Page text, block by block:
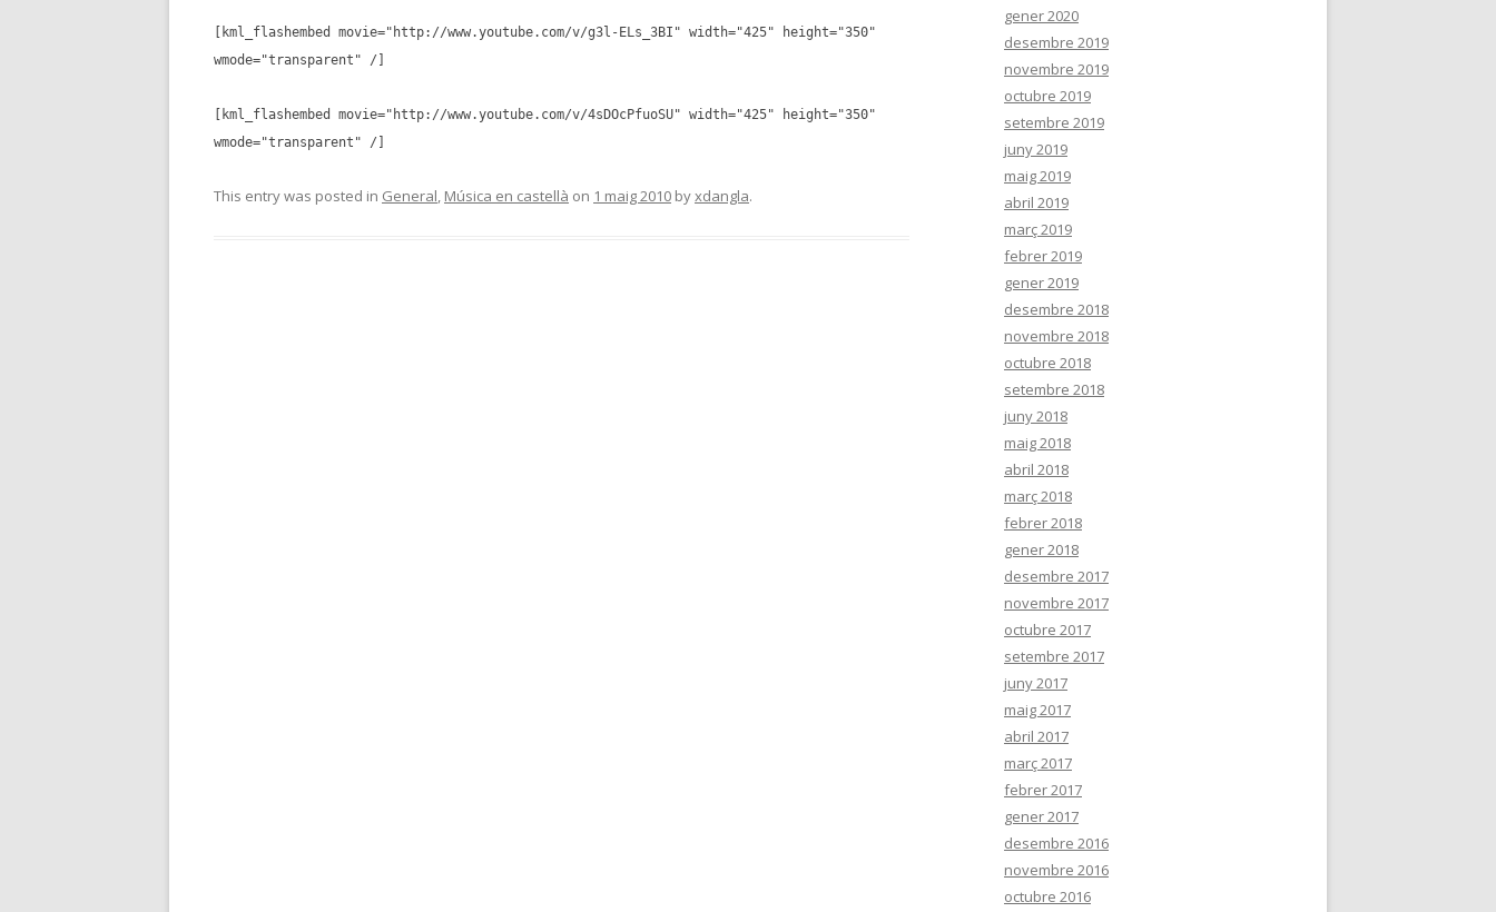
[kml_flashembed movie="http://www.youtube.com/v/g3l-ELs_3BI" width="425" height="350"
wmode="transparent" /]
[kml_flashembed movie="http://www.youtube.com/v/4sDOcPfuoSU" width="425" height="350"
wmode="transparent" /]
This entry was posted in General, Música en castellà on 1 maig 2010 byxdangla.
gener 2020
desembre 2019
novembre 2019
octubre 2019
setembre 2019
juny 2019
maig 2019
abril 2019
març 2019
febrer 2019
gener 2019
desembre 2018
novembre 2018
octubre 2018
setembre 2018
juny 2018
maig 2018
abril 2018
març 2018
febrer 2018
gener 2018
desembre 2017
novembre 2017
octubre 2017
setembre 2017
juny 2017
maig 2017
abril 2017
març 2017
febrer 2017
gener 2017
desembre 2016
novembre 2016
octubre 2016